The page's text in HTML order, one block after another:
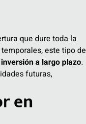
que dure toda la
este tipo de
inversión a largo plazo.
futuras,
en